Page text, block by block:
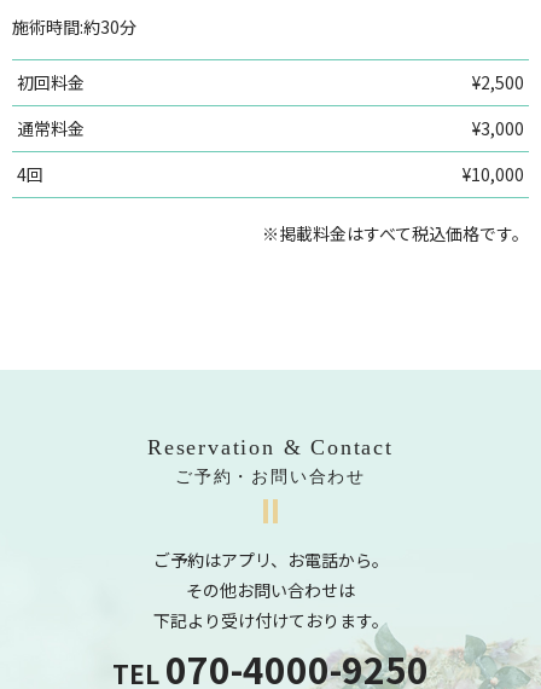
施術時間:約30分
初回料金
¥2,500
通常料金
¥3,000
4回
¥10,000
※掲載料金はすべて税込価格です。
Reservation & Contact
ご予約・お問い合わせ
ご予約はアプリ、お電話から。
その他お問い合わせは
下記より受け付けております。
TEL 070-4000-9250